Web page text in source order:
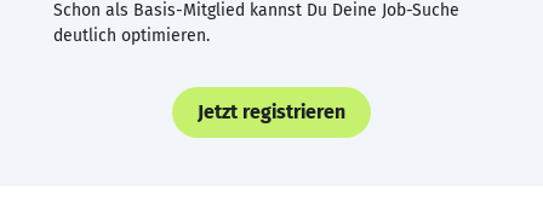
Schon als Basis-Mitglied kannst Du Deine Job-Suche
deutlich optimieren.
Jetzt registrieren